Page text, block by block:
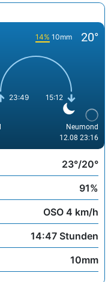
14% 10mm 20°
23:49 15:12
Neumond
12.08 23:16
23°/20°
91%
OSO 4 km/h
14:47 Stunden
10mm